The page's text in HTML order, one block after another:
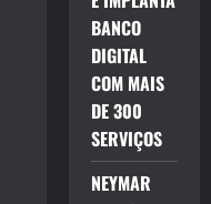
BANCO
DIGITAL
COM MAIS
DE 300
SERVIÇOS
NEYMAR